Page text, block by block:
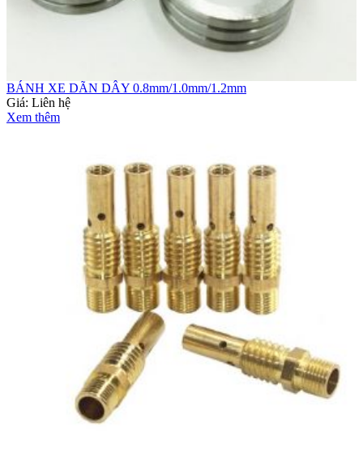
BÁNH XE DÃN DÂY 0.8mm/1.0mm/1.2mm
Giá: Liên hệ
Xem thêm